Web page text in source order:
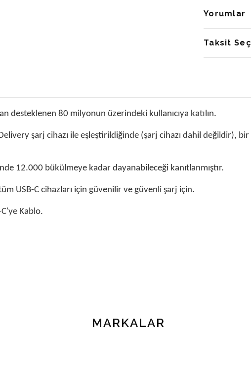
Yorumlar
Taksit
desteklenen 80 milyonun üzerindeki kullanıcıya katılın.
şarj cihazı ile eşleştirildiğinde (şarj cihazı dahil değildir),
12.000 bükülmeye kadar dayanabileceği kanıtlanmıştır.
USB-C cihazları için güvenilir ve güvenli şarj için.
Kablo.
MARKALAR